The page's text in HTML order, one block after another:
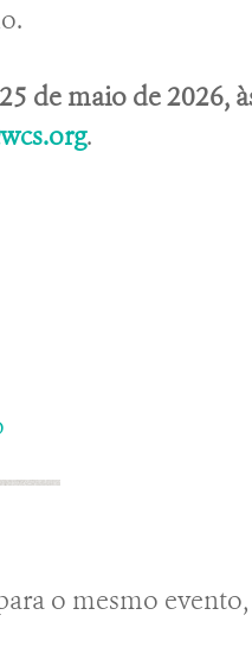
25 de maio de 2026,
.
o mesmo